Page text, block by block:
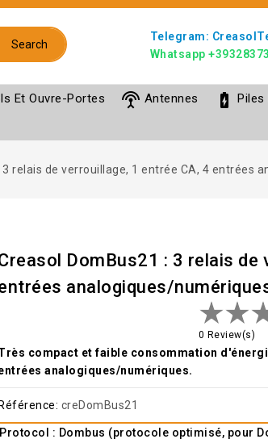
Telegram:
Whatsapp
Search
Et Ouvre-Portes settings_input_antenna Antennes battery_charging_full Piles
3 relais de verrouillage, 1 entrée CA, 4 entrées
DomBus21 : 3 relais de
analogiques/
0 Review(s)
compact et faible consommation
analogiques/numériques.
Référence: creDomBus21
Protocol : Dombus (protocole optimisé, pour